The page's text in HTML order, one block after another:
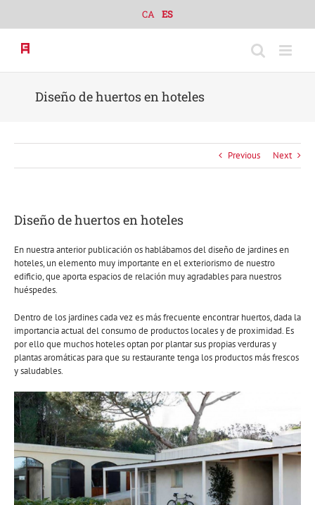
content
CA ES
Diseño de huertos en hoteles
Previous Next
Diseño de huertos en hoteles
En nuestra anterior publicación os hablábamos del diseño de jardines en
hoteles, un elemento muy importante en el exteriorismo de nuestro
edificio, que aporta espacios de relación muy agradables para nuestros
huéspedes.
Dentro de los jardines cada vez es más frecuente encontrar huertos, dada la
importancia actual del consumo de productos locales y de proximidad. Es
por ello que muchos hoteles optan por plantar sus propias verduras y
plantas aromáticas para que su restaurante tenga los productos más frescos
y saludables.